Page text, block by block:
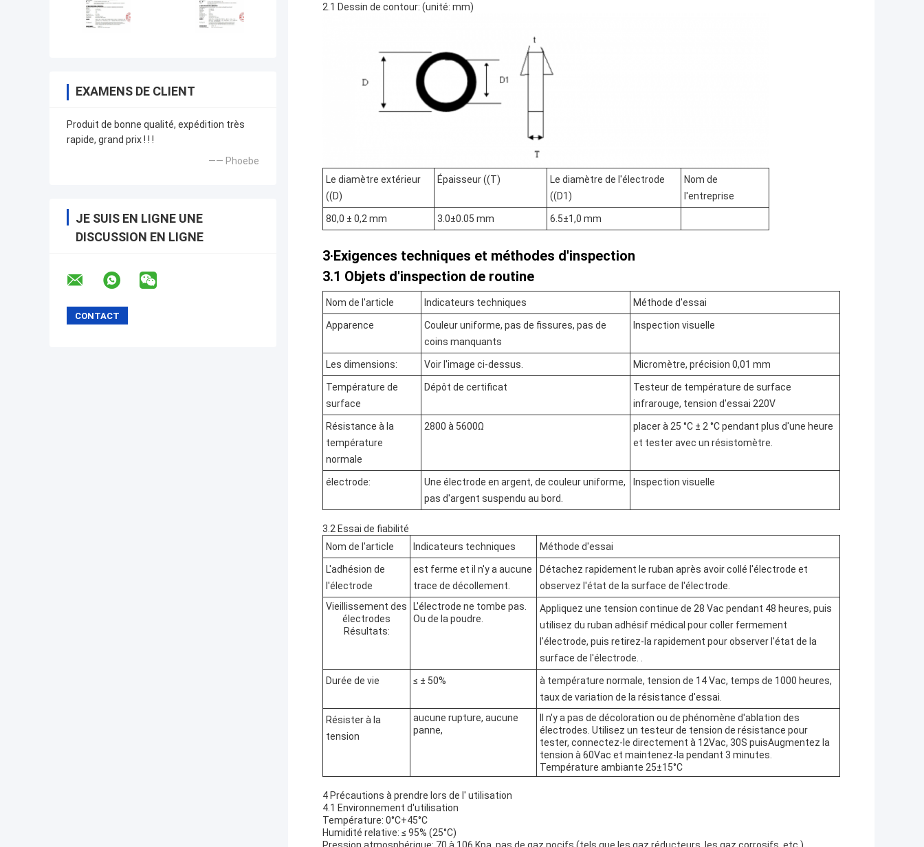
EXAMENS DE CLIENT
Produit de bonne qualité, expédition très
rapide, grand prix ! ! !
—— Phoebe
JE SUIS EN LIGNE UNE
DISCUSSION EN LIGNE
2.1 Dessin de contour: (unité: mm)
Le diamètre extérieur
((D)
Épaisseur ((T)
Le diamètre de l'électrode
((D1)
Nom de
l'entreprise
80,0 ± 0,2 mm 3.0±0.05 mm 6.5±1,0 mm
3·Exigences techniques et méthodes d'inspection
3.1 Objets d'inspection de routine
Nom de l'article Indicateurs techniques Méthode d'essai
Apparence
Couleur uniforme, pas de fissures, pas de
coins manquants
Inspection visuelle
Les dimensions: Voir l'image ci-dessus. Micromètre, précision 0,01 mm
Température de
surface
Dépôt de certificat
Testeur de température de surface
infrarouge, tension d'essai 220V
Résistance à la
température
normale
2800 à 5600Ω
placer à 25 °C ± 2 °C pendant plus d'une heure
et tester avec un résistomètre.
électrode:
Une électrode en argent, de couleur uniforme,
pas d'argent suspendu au bord.
Inspection visuelle
3.2 Essai de fiabilité
Nom de l'article
Indicateurs techniques Méthode d'essai
L'adhésion de
l'électrode
est ferme et il n'y a aucune
trace de décollement.
Détachez rapidement le ruban après avoir collé l'électrode et
observez l'état de la surface de l'électrode.
Vieillissement des
électrodes
Résultats:
L'électrode ne tombe pas.
Ou de la poudre.
Appliquez une tension continue de 28 Vac pendant 48 heures, puis
utilisez du ruban adhésif médical pour coller fermement
l'électrode, puis retirez-la rapidement pour observer l'état de la
surface de l'électrode. .
Durée de vie ≤ ± 50%
à température normale, tension de 14 Vac, temps de 1000 heures,
taux de variation de la résistance d'essai.
Résister à la
tension
aucune rupture, aucune
panne,
Il n'y a pas de décoloration ou de phénomène d'ablation des
électrodes. Utilisez un testeur de tension de résistance pour
tester, connectez-le directement à 12Vac, 30S puisAugmentez la
tension à 60Vac et maintenez-la pendant 3 minutes.
Température ambiante 25±15°C
4 Précautions à prendre lors de l' utilisation
4.1 Environnement d'utilisation
Température: 0°C+45°C
Humidité relative: ≤ 95% (25°C)